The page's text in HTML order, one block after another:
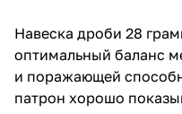
Навеска дроби 28
оптимальный баланс
и поражающей
патрон хорошо